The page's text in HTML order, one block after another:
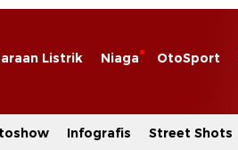
Listrik Niaga OtoSport
Infografis Street Shots